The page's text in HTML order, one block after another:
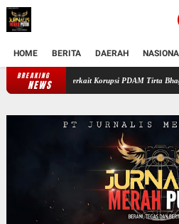
HOME BERITA DAERAH
BREAKING
NEWSKejaksaan Negeri Kabupaten Bekasi